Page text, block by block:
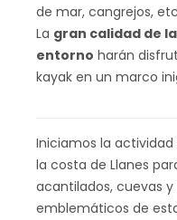
de mar, cangrejos,
La gran calidad de
entorno harán
kayak en un marco
Iniciamos la
la costa de Llanes
acantilados, cuevas y
emblemáticos de